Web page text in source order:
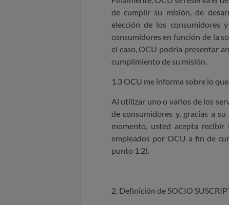
de cumplir su misión, de
elección de los consumidores
consumidores en función de la
el caso, OCU podría presentar
cumplimiento de su misión.
1.3 OCU me informa sobre lo
Al utilizar uno o varios de los
de consumidores y, gracias a
momento, usted acepta
empleados por OCU a fin de
punto 1.2).
2. Definición de SOCIO